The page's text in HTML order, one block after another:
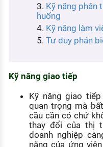
Đặc trưng từng nghề
Xu hướng việc làm
XÂY DỰNG VÀ PHÁT
TUYỂN DỤNG VIỆC LÀM
Kỹ năng phân
huống
Kỹ năng làm
Tư duy phản
Kỹ năng giao tiếp
Kỹ năng giao
quan trọng mà
cầu cần có chứ
thay đổi của thị
doanh nghiệp
năng của ứng